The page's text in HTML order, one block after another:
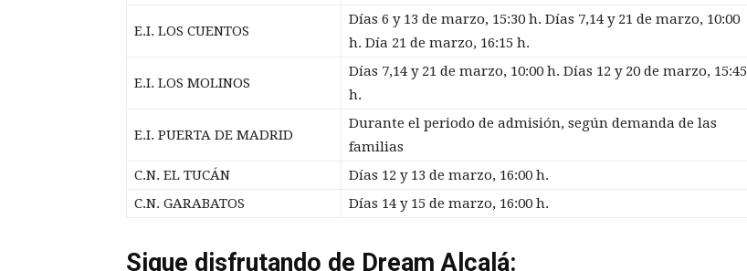
E.I. LOS CUENTOS
Días 6 y 13 de marzo, 15:30 h. Días 7,14 y 21 de marzo, 10:00
h. Día 21 de marzo, 16:15 h.
E.I. LOS MOLINOS
Días 7,14 y 21 de marzo, 10:00 h. Días 12 y 20 de marzo, 15:45
h.
E.I. PUERTA DE MADRID
Durante el periodo de admisión, según demanda de las
familias
C.N. EL TUCÁN
Días 12 y 13 de marzo, 16:00 h.
C.N. GARABATOS
Días 14 y 15 de marzo, 16:00 h.
Sigue disfrutando de Dream Alcalá: